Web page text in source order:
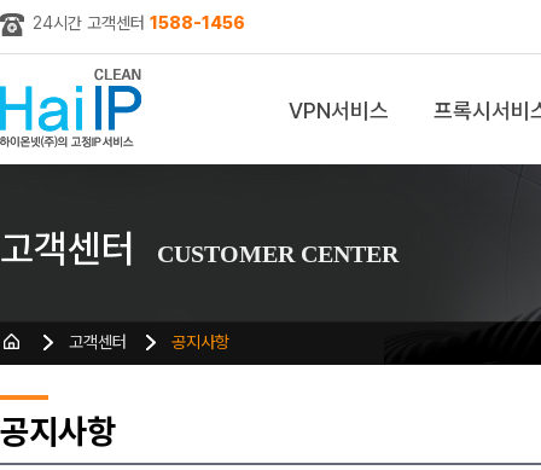
24시간 고객센터 1588-1456
VPN서비스 프록시서비
고객센터 CUSTOMER CENTER
고객센터 공지사항
공지사항